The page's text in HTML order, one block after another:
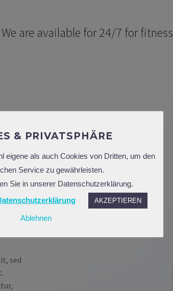
We are available for 24/7 for fitness
sed
& PRIVATSPHÄRE
eigene als auch Cookies von Dritten, um den
Service zu gewährleisten.
Sie in unserer Datenschutzerklärung.
AKZEPTIEREN
Ablehnen